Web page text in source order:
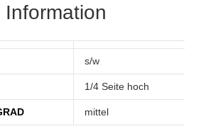
s/w
1/4 Seite hoch
mittel